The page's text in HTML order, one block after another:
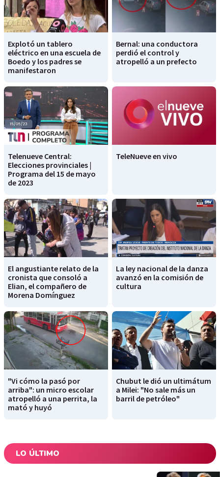
Explotó un tablero
eléctrico en una escuela de
Boedo y los padres se
manifestaron
Bernal: una conductora
perdió el control y
atropelló a un prefecto
Telenueve Central:
Elecciones provinciales |
Programa del 15 de mayo
de 2023
TeleNueve en vivo
El angustiante relato de la
cronista que consoló a
Elian, el compañero de
Morena Domínguez
La ley nacional de la danza
avanzó en la comisión de
cultura
"Vi cómo la pasó por
arriba": un micro escolar
atropelló a una perrita, la
mató y huyó
Chubut le dió un ultimátum
a Milei: "No sale más un
barril de petróleo"
LO ÚLTIMO